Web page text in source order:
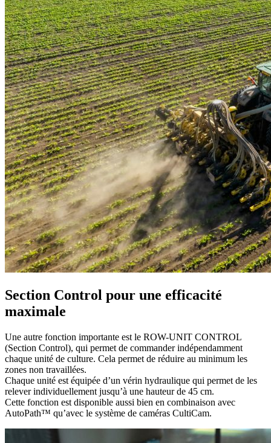
Section Control pour une efficacité
maximale
Une autre fonction importante est le ROW-UNIT CONTROL
(Section Control), qui permet de commander indépendamment
chaque unité de culture. Cela permet de réduire au minimum les
zones non travaillées.
Chaque unité est équipée d’un vérin hydraulique qui permet de les
relever individuellement jusqu’à une hauteur de 45 cm.
Cette fonction est disponible aussi bien en combinaison avec
AutoPath™ qu’avec le système de caméras CultiCam.